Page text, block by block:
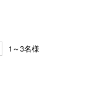
1～3名様